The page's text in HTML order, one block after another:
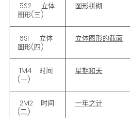
5S2 立体
图形(三)
图形拼砌
6S1 立体
图形(四)
立体图形的截面
1M4 时间
(一)
星期和天
2M2 时间
(二)
一年之计